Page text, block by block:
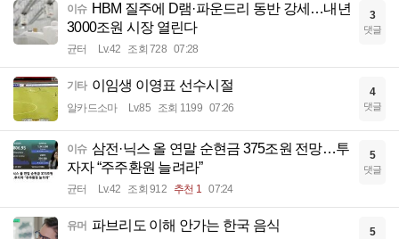
이슈 HBM 질주에 D램·파운드리 동반 강세…내년
3000조원 시장 열린다
균터 Lv.42 조회 728 07:28
3
댓글
기타 이임생 이영표 선수시절
알카드소마 Lv.85 조회 1199 07:26
4
댓글
이슈 삼전·닉스 올 연말 순현금 375조원 전망…투
자자 “주주환원 늘려라”
균터 Lv.42 조회 912 추천 1 07:24
5
댓글
유머 파브리도 이해 안가는 한국 음식 5